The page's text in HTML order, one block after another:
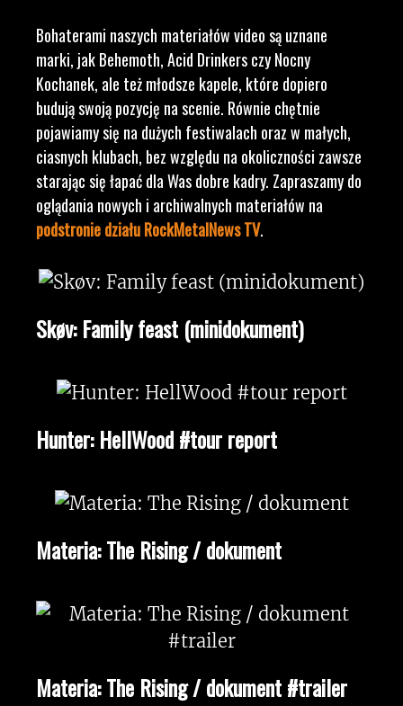
Bohaterami naszych materiałów video są uznane
marki, jak Behemoth, Acid Drinkers czy Nocny
Kochanek, ale też młodsze kapele, które dopiero
budują swoją pozycję na scenie. Równie chętnie
pojawiamy się na dużych festiwalach oraz w małych,
ciasnych klubach, bez względu na okoliczności zawsze
starając się łapać dla Was dobre kadry. Zapraszamy do
oglądania nowych i archiwalnych materiałów na
podstronie działu RockMetalNews TV.
Skøv: Family feast (minidokument)
Hunter: HellWood #tour report
Materia: The Rising / dokument
Materia: The Rising / dokument #trailer